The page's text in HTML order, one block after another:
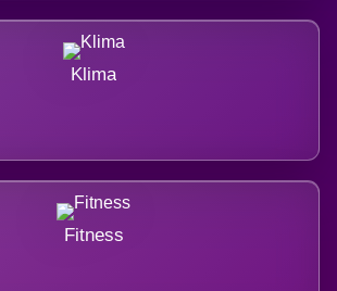
Klima
Fitness